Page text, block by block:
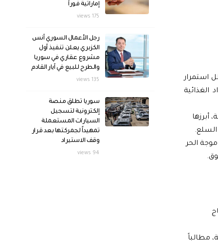
ملحوظاً في أسعار السلع الأساسية، تجاوزت نسبته 15%، في ظل استمرار
أبرزها
السلع.
الحر
مطالباً
إماراتية فوراً
175 views
رجل الأعمال السوري أنس
الكزبري يعلن تنفيذ أول
مشروع عقاري في سوريا
والطرح للبيع في آيار القادم
135 views
سوريا تطلق منصة
إلكترونية لتسجيل
السيارات المستعملة
تمهيداً لجمركتها بعد قرار
وقف الاستيراد
94 views